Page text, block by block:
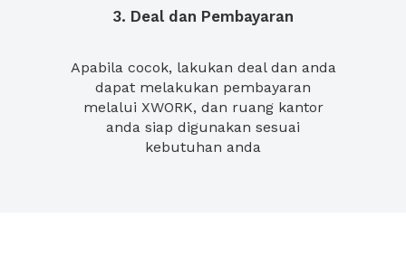
3. Deal dan Pembayaran
Apabila cocok, lakukan deal dan anda
dapat melakukan pembayaran
melalui XWORK, dan ruang kantor
anda siap digunakan sesuai
kebutuhan anda